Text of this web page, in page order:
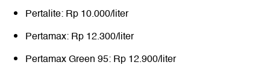
Pertalite: Rp 10.000/liter
Pertamax: Rp 12.300/liter
Pertamax Green 95: Rp 12.900/liter